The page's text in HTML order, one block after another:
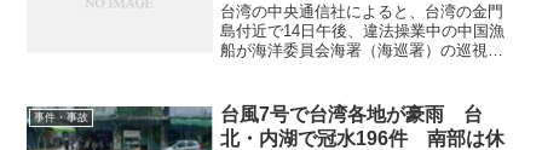
台湾の中央通信社によると、台湾の金門
島付近で14日午後、違法操業中の中国漁
船が海洋委員会海署（海巡署）の巡視艇
夜、台湾側が粗暴で危険なやり方で中国
本土の漁民に対応し...
事件・事故
台風7号で台湾各地が豪雨 台
北・内湖で冠水196件 南部は休